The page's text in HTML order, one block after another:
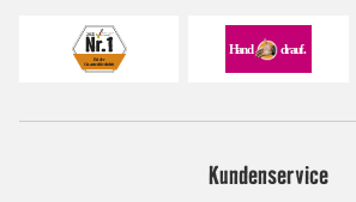
Kundenservice